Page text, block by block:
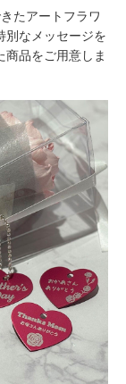
たアートフラワ
別なメッセージを
品をご用意しま